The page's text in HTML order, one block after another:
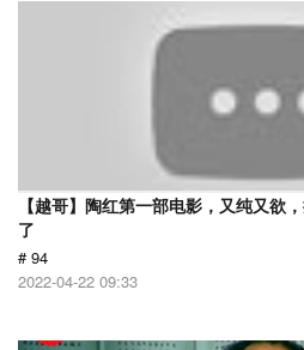
【越哥】陶红第一部电影，又纯又欲
了
# 94
2022-04-22 09:33